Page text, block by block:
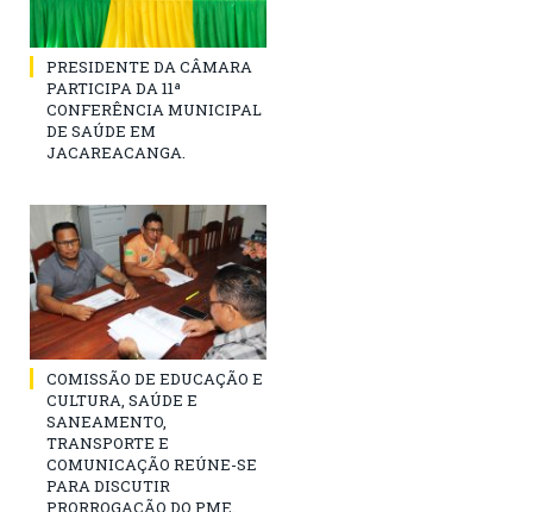
PRESIDENTE DA CÂMARA
PARTICIPA DA 11ª
CONFERÊNCIA MUNICIPAL
DE SAÚDE EM
JACAREACANGA.
COMISSÃO DE EDUCAÇÃO E
CULTURA, SAÚDE E
SANEAMENTO,
TRANSPORTE E
COMUNICAÇÃO REÚNE-SE
PARA DISCUTIR
PRORROGAÇÃO DO PME.